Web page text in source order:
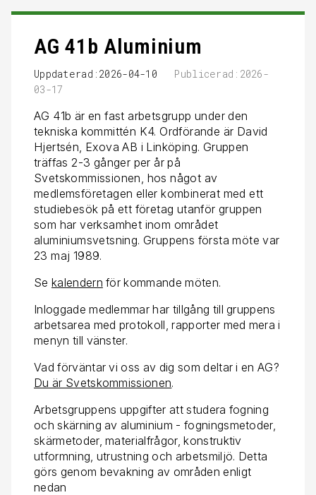
AG 41b Aluminium
Uppdaterad:2026-04-10
Publicerad:2026-
03-17
AG 41b är en fast arbetsgrupp under den
tekniska kommittén K4. Ordförande är David
Hjertsén, Exova AB i Linköping. Gruppen
träffas 2-3 gånger per år på
Svetskommissionen, hos något av
medlemsföretagen eller kombinerat med ett
studiebesök på ett företag utanför gruppen
som har verksamhet inom området
aluminiumsvetsning. Gruppens första möte var
23 maj 1989.
Se kalendern för kommande möten.
Inloggade medlemmar har tillgång till gruppens
arbetsarea med protokoll, rapporter med mera i
menyn till vänster.
Vad förväntar vi oss av dig som deltar i en AG?
Du är Svetskommissionen.
Arbetsgruppens uppgifter att studera fogning
och skärning av aluminium - fogningsmetoder,
skärmetoder, materialfrågor, konstruktiv
utformning, utrustning och arbetsmiljö. Detta
görs genom bevakning av områden enligt
nedan